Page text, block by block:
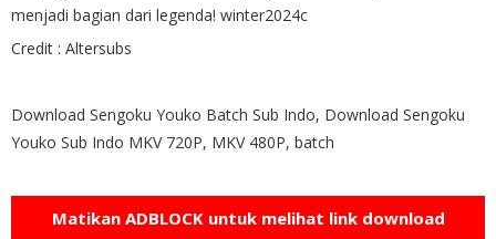
menjadi bagian dari legenda! winter2024c
Credit : Altersubs
Download Sengoku Youko Batch Sub Indo, Download Sengoku
Youko Sub Indo MKV 720P, MKV 480P, batch
Matikan ADBLOCK untuk melihat link download